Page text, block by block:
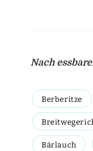
Nach
Berberitze
Bärlauch